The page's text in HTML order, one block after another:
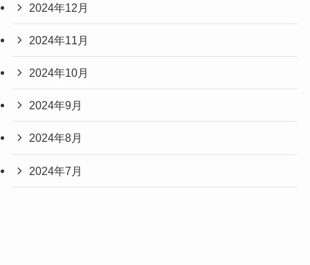
2024年12月
2024年11月
2024年10月
2024年9月
2024年8月
2024年7月